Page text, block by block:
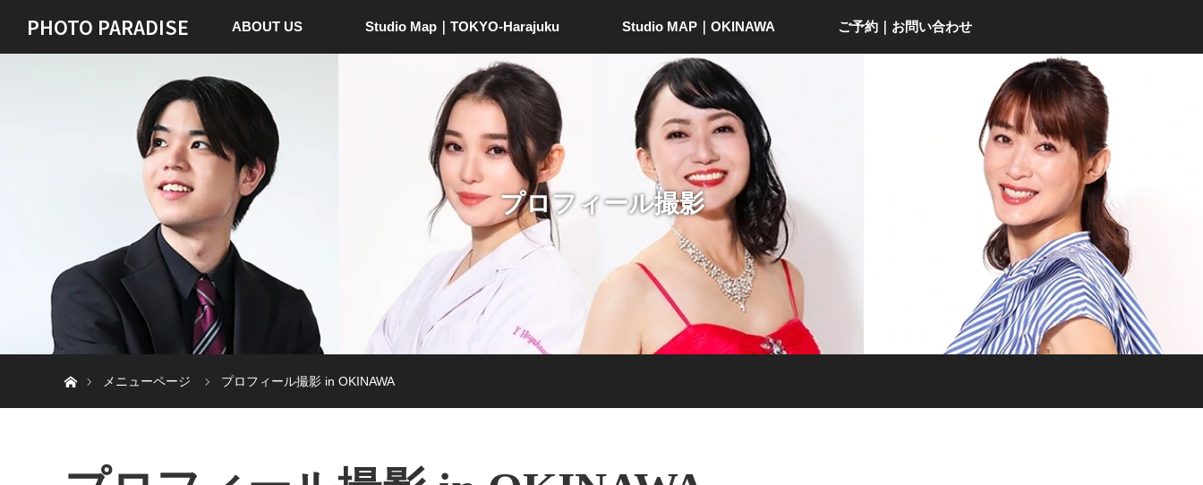
PHOTO PARADISE ABOUT US Studio Map｜TOKYO-Harajuku Studio MAP｜OKINAWA ご予約｜お問い合わせ
プロフィール撮影
メニューページ
プロフィール撮影 in OKINAWA